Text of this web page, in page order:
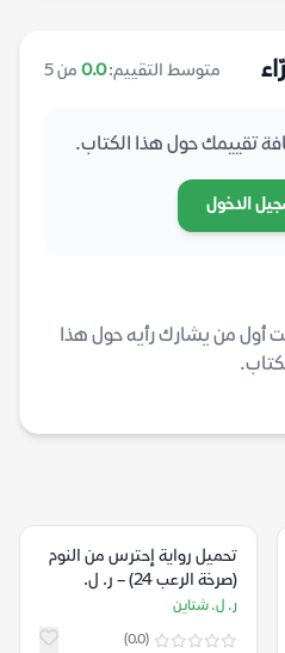
متوسط التقييم:0.0 من 5
تقييمك حول هذا الكتاب.
الدخول
أول من يشارك رأيه حول هذا
تحميل رواية إحترس من النوم
(صرخة الرعب 24) – ر. ل.
شتاين
ر. ل. شتاين
(0.0)